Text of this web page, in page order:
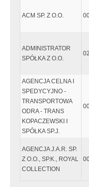
ACM SP. Z O.O.
ADMINISTRATOR
SPÓŁKA Z O.O.
AGENCJA CELNA I
SPEDYCYJNO -
TRANSPORTOWA
ODRA - TRANS
KOPACZEWSKI I
SPÓŁKA SP.J.
AGENCJA J.A.R. SP.
Z O.O., SP.K., ROYAL
COLLECTION